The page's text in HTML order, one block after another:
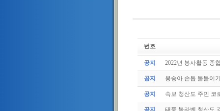
번호
공지 2022년 봉사활동 종
공지 봉숭아 손톱 물들이
공지 속보 청산도 주민 코
공지 태풍 볼라벤 청산도